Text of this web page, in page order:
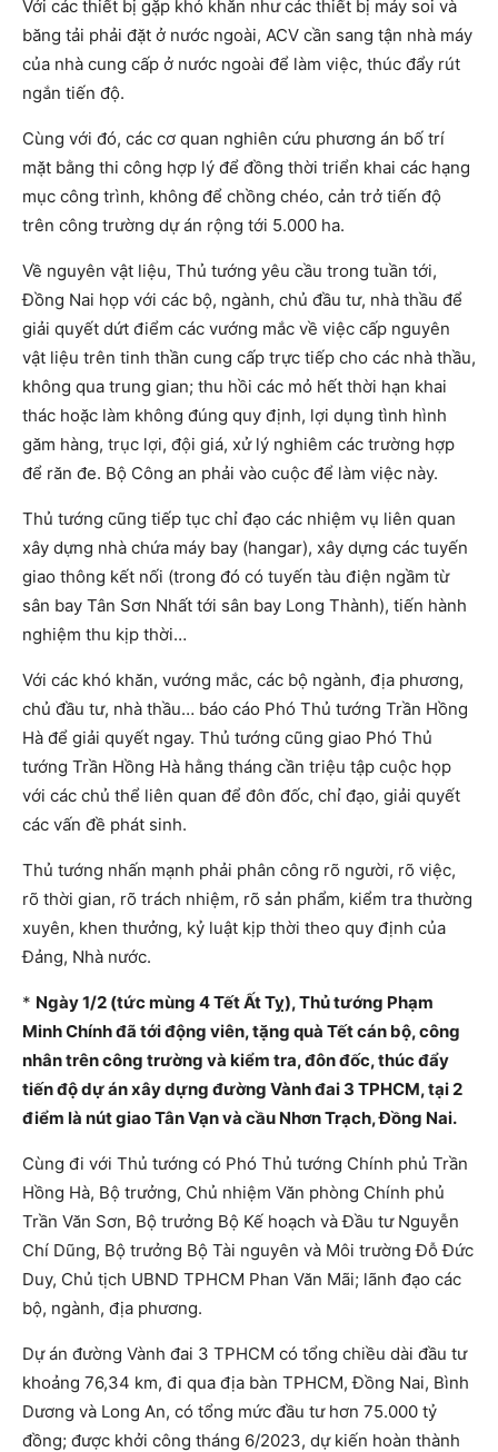
Với các thiết bị gặp khó khăn như các thiết bị máy soi và
băng tải phải đặt ở nước ngoài, ACV cần sang tận nhà máy
của nhà cung cấp ở nước ngoài để làm việc, thúc đẩy rút
ngắn tiến độ.
Cùng với đó, các cơ quan nghiên cứu phương án bố trí
mặt bằng thi công hợp lý để đồng thời triển khai các hạng
mục công trình, không để chồng chéo, cản trở tiến độ
trên công trường dự án rộng tới 5.000 ha.
Về nguyên vật liệu, Thủ tướng yêu cầu trong tuần tới,
Đồng Nai họp với các bộ, ngành, chủ đầu tư, nhà thầu để
giải quyết dứt điểm các vướng mắc về việc cấp nguyên
vật liệu trên tinh thần cung cấp trực tiếp cho các nhà thầu,
không qua trung gian; thu hồi các mỏ hết thời hạn khai
thác hoặc làm không đúng quy định, lợi dụng tình hình
găm hàng, trục lợi, đội giá, xử lý nghiêm các trường hợp
để răn đe. Bộ Công an phải vào cuộc để làm việc này.
Thủ tướng cũng tiếp tục chỉ đạo các nhiệm vụ liên quan
xây dựng nhà chứa máy bay (hangar), xây dựng các tuyến
giao thông kết nối (trong đó có tuyến tàu điện ngầm từ
sân bay Tân Sơn Nhất tới sân bay Long Thành), tiến hành
nghiệm thu kịp thời…
Với các khó khăn, vướng mắc, các bộ ngành, địa phương,
chủ đầu tư, nhà thầu… báo cáo Phó Thủ tướng Trần Hồng
Hà để giải quyết ngay. Thủ tướng cũng giao Phó Thủ
tướng Trần Hồng Hà hằng tháng cần triệu tập cuộc họp
với các chủ thể liên quan để đôn đốc, chỉ đạo, giải quyết
các vấn đề phát sinh.
Thủ tướng nhấn mạnh phải phân công rõ người, rõ việc,
rõ thời gian, rõ trách nhiệm, rõ sản phẩm, kiểm tra thường
xuyên, khen thưởng, kỷ luật kịp thời theo quy định của
Đảng, Nhà nước.
* Ngày 1/2 (tức mùng 4 Tết Ất Tỵ), Thủ tướng Phạm
Minh Chính đã tới động viên, tặng quà Tết cán bộ, công
nhân trên công trường và kiểm tra, đôn đốc, thúc đẩy
tiến độ dự án xây dựng đường Vành đai 3 TPHCM, tại 2
điểm là nút giao Tân Vạn và cầu Nhơn Trạch, Đồng Nai.
Cùng đi với Thủ tướng có Phó Thủ tướng Chính phủ Trần
Hồng Hà, Bộ trưởng, Chủ nhiệm Văn phòng Chính phủ
Trần Văn Sơn, Bộ trưởng Bộ Kế hoạch và Đầu tư Nguyễn
Chí Dũng, Bộ trưởng Bộ Tài nguyên và Môi trường Đỗ Đức
Duy, Chủ tịch UBND TPHCM Phan Văn Mãi; lãnh đạo các
bộ, ngành, địa phương.
Dự án đường Vành đai 3 TPHCM có tổng chiều dài đầu tư
khoảng 76,34 km, đi qua địa bàn TPHCM, Đồng Nai, Bình
Dương và Long An, có tổng mức đầu tư hơn 75.000 tỷ
đồng; được khởi công tháng 6/2023, dự kiến hoàn thành